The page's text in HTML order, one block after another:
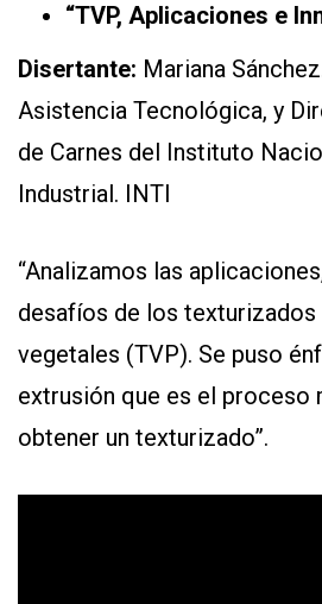
“TVP, Aplicaciones e
Disertante: Mariana
Asistencia Tecnológica, y
de Carnes del Instituto
Industrial. INTI
“Analizamos las
desafíos de los texturizados
vegetales (TVP). Se puso
extrusión que es el proceso
obtener un texturizado”.